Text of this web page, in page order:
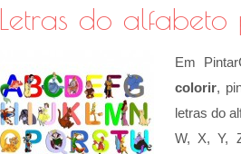
Letras do
Em
colorir,
letras do
W, X, Y,